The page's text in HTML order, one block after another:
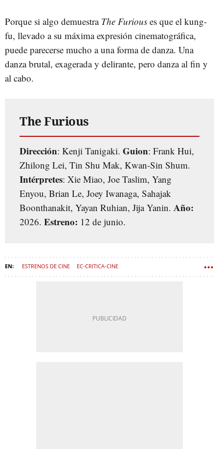
Porque si algo demuestra The Furious es que el kung-
fu, llevado a su máxima expresión cinematográfica,
puede parecerse mucho a una forma de danza. Una
danza brutal, exagerada y delirante, pero danza al fin y
al cabo.
The Furious
Dirección: Kenji Tanigaki. Guion: Frank Hui,
Zhilong Lei, Tin Shu Mak, Kwan-Sin Shum.
Intérpretes: Xie Miao, Joe Taslim, Yang
Enyou, Brian Le, Joey Iwanaga, Sahajak
Boonthanakit, Yayan Ruhian, Jija Yanin. Año:
2026. Estreno: 12 de junio.
ESTRENOS DE CINE EC-CRITICA-CINE